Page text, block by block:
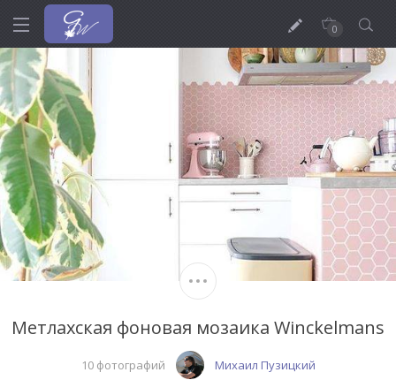
0
Метлахская фоновая мозаика Winckelmans
10 фотографий Михаил Пузицкий